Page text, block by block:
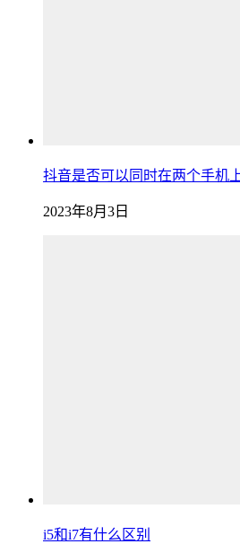
抖音是否可以同时在两个手机
2023年8月3日
i5和i7有什么区别